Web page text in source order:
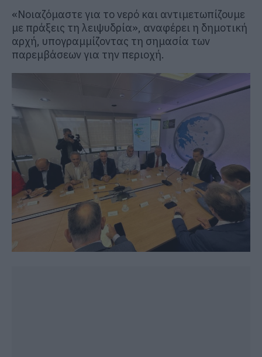
«Νοιαζόμαστε για το νερό και αντιμετωπίζουμε
με πράξεις τη λειψυδρία», αναφέρει η δημοτική
αρχή, υπογραμμίζοντας τη σημασία των
παρεμβάσεων για την περιοχή.